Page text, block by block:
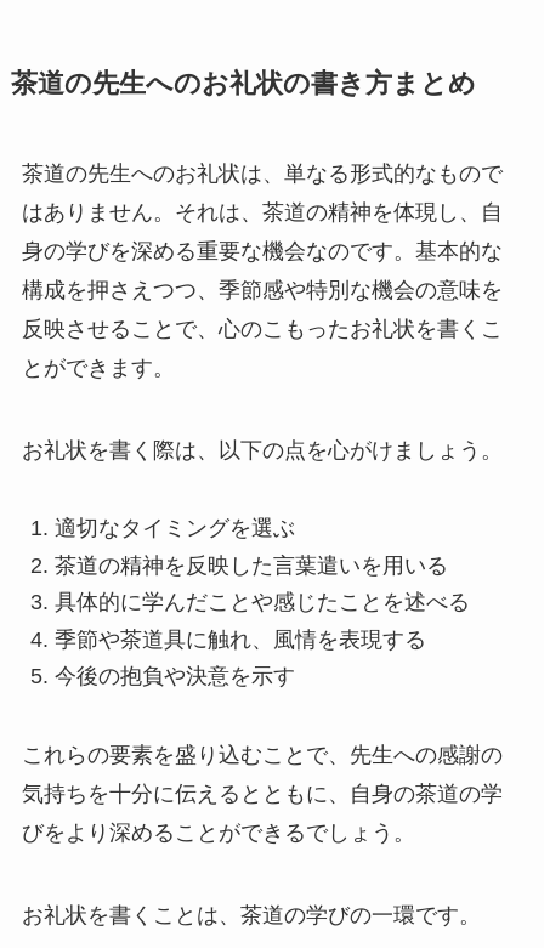
茶道の先生へのお礼状の書き方まとめ
茶道の先生へのお礼状は、単なる形式的なもので
はありません。それは、茶道の精神を体現し、自
身の学びを深める重要な機会なのです。基本的な
構成を押さえつつ、季節感や特別な機会の意味を
反映させることで、心のこもったお礼状を書くこ
とができます。
お礼状を書く際は、以下の点を心がけましょう。
適切なタイミングを選ぶ
茶道の精神を反映した言葉遣いを用いる
具体的に学んだことや感じたことを述べる
季節や茶道具に触れ、風情を表現する
今後の抱負や決意を示す
これらの要素を盛り込むことで、先生への感謝の
気持ちを十分に伝えるとともに、自身の茶道の学
びをより深めることができるでしょう。
お礼状を書くことは、茶道の学びの一環です。